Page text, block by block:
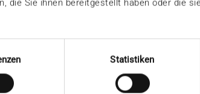
die Sie ihnen bereitgestellt haben oder die
Statistiken